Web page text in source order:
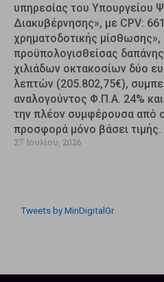
υπηρεσίας του Υπουργείου
Διακυβέρνησης», με CPV:
χρηματοδοτικής μίσθωσης»,
προϋπολογισθείσας
χιλιάδων οκτακοσίων δύο
λεπτών (205.802,75€),
αναλογούντος Φ.Π.Α. 24%
την πλέον συμφέρουσα από
προσφορά μόνο βάσει τιμής.
27 Ιουλίου, 2026
Tweets by MinDigitalGr